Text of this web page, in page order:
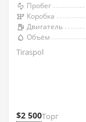
Пробег
Коробка
Двигатель
Объём
Tiraspol
$2 500Торг